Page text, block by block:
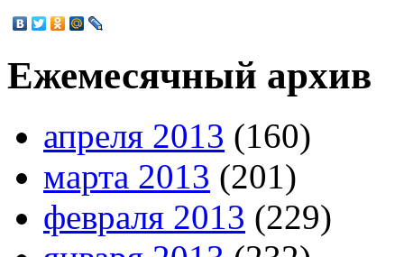
Ежемесячный архив
апреля 2013 (160)
марта 2013 (201)
февраля 2013 (229)